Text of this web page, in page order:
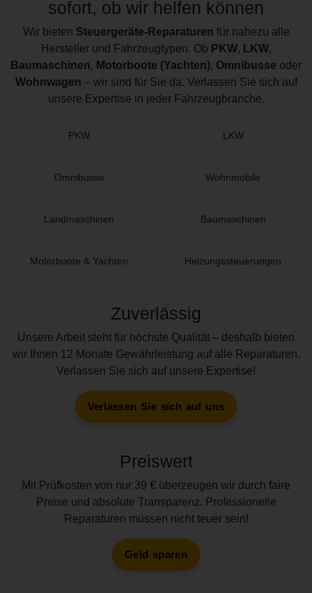
sofort, ob wir helfen können
Wir bieten Steuergeräte-Reparaturen für nahezu alle
Hersteller und Fahrzeugtypen. Ob PKW, LKW,
Baumaschinen, Motorboote (Yachten), Omnibusse oder
Wohnwagen – wir sind für Sie da. Verlassen Sie sich auf
unsere Expertise in jeder Fahrzeugbranche.
PKW LKW
Omnibusse Wohnmobile
Landmaschinen Baumaschinen
Motorboote & Yachten Heizungssteuerungen
Zuverlässig
Unsere Arbeit steht für höchste Qualität – deshalb bieten
wir Ihnen 12 Monate Gewährleistung auf alle Reparaturen.
Verlassen Sie sich auf unsere Expertise!
Verlassen Sie sich auf uns
Preiswert
Mit Prüfkosten von nur 39 € überzeugen wir durch faire
Preise und absolute Transparenz. Professionelle
Reparaturen müssen nicht teuer sein!
Geld sparen